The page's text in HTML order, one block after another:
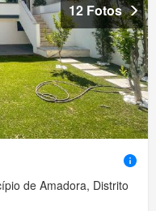
12 Fotos
de Amadora, Distrito